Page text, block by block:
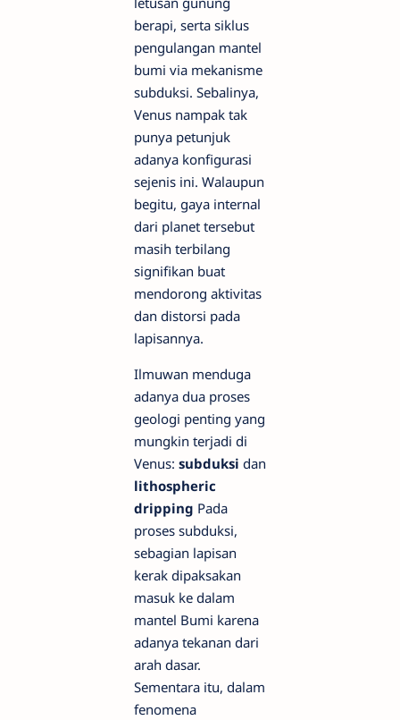
berapi, serta siklus
pengulangan mantel
bumi via mekanisme
subduksi. Sebalinya,
Venus nampak tak
punya petunjuk
adanya konfigurasi
sejenis ini. Walaupun
begitu, gaya internal
dari planet tersebut
masih terbilang
signifikan buat
mendorong aktivitas
dan distorsi pada
lapisannya.
Ilmuwan menduga
adanya dua proses
geologi penting yang
mungkin terjadi di
Venus: subduksi dan
lithospheric
dripping Pada
proses subduksi,
sebagian lapisan
kerak dipaksakan
masuk ke dalam
mantel Bumi karena
adanya tekanan dari
arah dasar.
Sementara itu, dalam
fenomena